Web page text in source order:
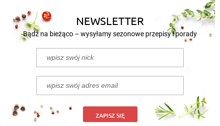
NEWSLETTER
Bądź na bieżąco – wysyłamy sezonowe przepisy i porady
ZAPISZ SIĘ